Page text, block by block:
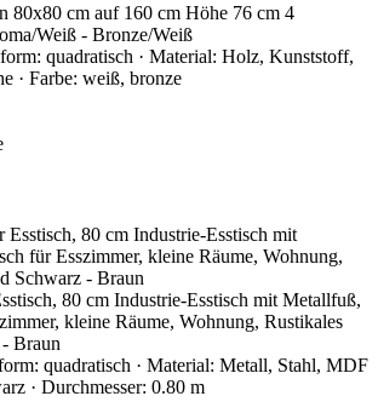
80x80 cm auf 160 cm Höhe 76 cm 4
Weiß - Bronze/Weiß
quadratisch · Material: Holz, Kunststoff,
· Farbe: weiß, bronze
80 cm Industrie-Esstisch mit Metallfuß,
kleine Räume, Wohnung, Rustikales
Braun
quadratisch · Material: Metall, Stahl, MDF
· Durchmesser: 0.80 m